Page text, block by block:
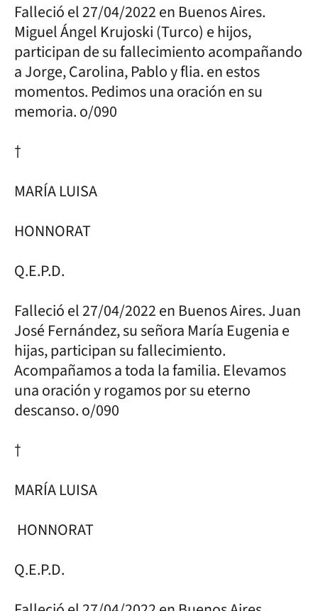
Falleció el 27/04/2022 en Buenos Aires.
Miguel Ángel Krujoski (Turco) e hijos,
participan de su fallecimiento acompañando
a Jorge, Carolina, Pablo y flia. en estos
momentos. Pedimos una oración en su
memoria. o/090
†
MARÍA LUISA
HONNORAT
Q.E.P.D.
Falleció el 27/04/2022 en Buenos Aires. Juan
José Fernández, su señora María Eugenia e
hijas, participan su fallecimiento.
Acompañamos a toda la familia. Elevamos
una oración y rogamos por su eterno
descanso. o/090
†
MARÍA LUISA
HONNORAT
Q.E.P.D.